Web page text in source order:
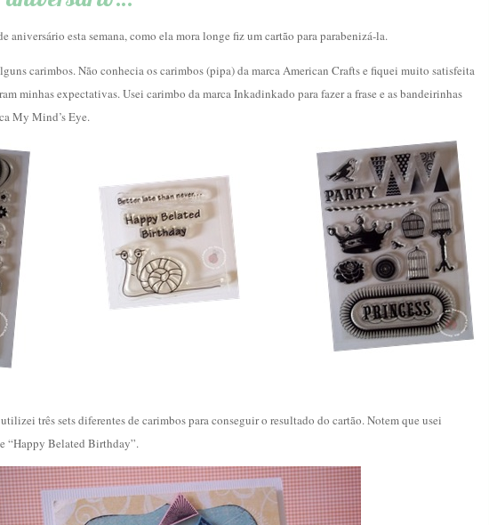
aniversário esta semana, como ela mora longe fiz um cartão para parabenizá-la.
carimbos. Não conhecia os carimbos (pipa) da marca American Crafts e fiquei muito satisfeita
minhas expectativas. Usei carimbo da marca Inkadinkado para fazer a frase e as bandeirinhas
My Mind’s Eye.
três sets diferentes de carimbos para conseguir o resultado do cartão. Notem que usei
“Happy Belated Birthday”.